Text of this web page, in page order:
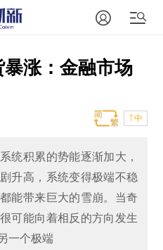
涨：金融市场
T中
统积累的势能逐渐加大，
升高，系统变得极端不稳
能带来巨大的雪崩。当奇
可能向着相反的方向发生
一个极端